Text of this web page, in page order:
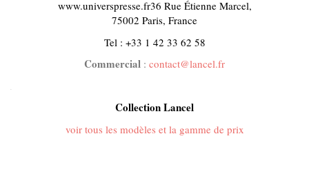
www.universpresse.fr36 Rue Étienne Marcel,
75002 Paris, France
Tel : +33 1 42 33 62 58
Commercial : contact@lancel.fr
Collection Lancel
voir tous les modèles et la gamme de prix